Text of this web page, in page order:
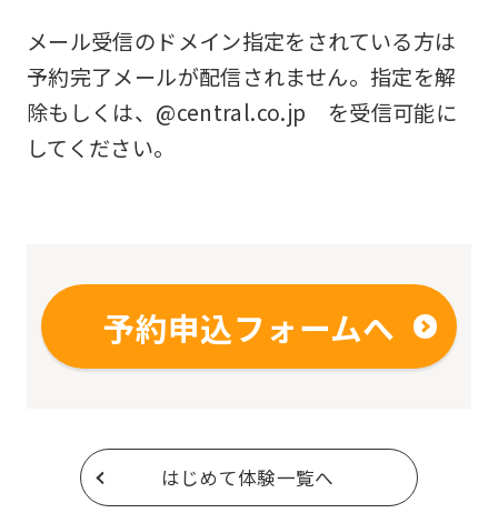
メール受信のドメイン指定をされている方は
予約完了メールが配信されません。指定を解
除もしくは、@central.co.jp を受信可能に
してください。
予約申込フォームへ
はじめて体験一覧へ
content.
We
ask
this
before
using
Automatic